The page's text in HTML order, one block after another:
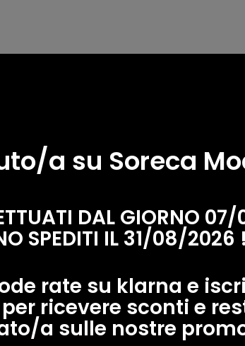
a su Soreca
DAL GIORNO
SPEDITI IL 31/08/2026
rate su klarna e
ricevere sconti e
a sulle nostre